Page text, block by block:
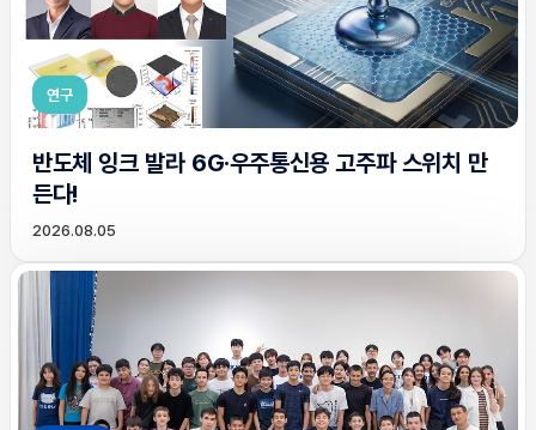
연구
반도체 잉크 발라 6G·우주통신용 고주파 스위치 만
든다!
2026.08.05